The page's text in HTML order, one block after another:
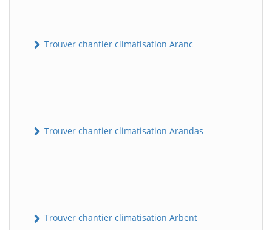
Trouver chantier climatisation Aranc
Trouver chantier climatisation Arandas
Trouver chantier climatisation Arbent